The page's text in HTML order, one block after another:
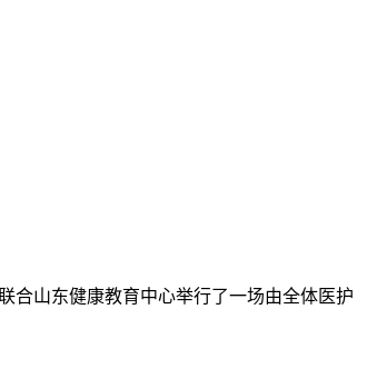
合山东健康教育中心举行了一场由全体医护